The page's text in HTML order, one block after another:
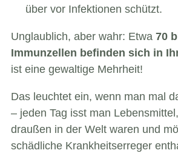
über vor Infektionen schützt.
Unglaublich, aber wahr: Etwa 70
Immunzellen befinden sich in
ist eine gewaltige Mehrheit!
Das leuchtet ein, wenn man mal
– jeden Tag isst man
draußen in der Welt waren und
schädliche Krankheitserreger